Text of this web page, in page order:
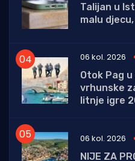
Talijan u
malu
06 kol. 2026
Otok Pag
vrhunske
litnje igre
06 kol. 2026
NIJE ZA